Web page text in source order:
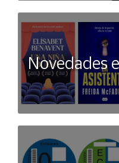
Novedades